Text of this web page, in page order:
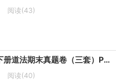
阅读(43)
2026八年级下册道法期末真题卷（三套）PDF电子版下载
阅读(40)